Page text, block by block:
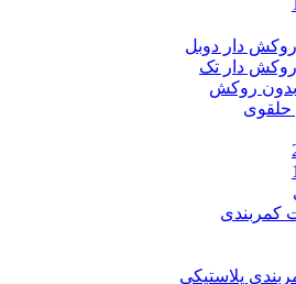
دار دوبل
روکش دار تک
بدون روکش
کمربندی
پلاستیکی